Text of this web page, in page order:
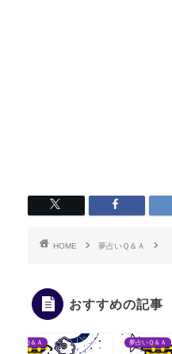
HOME 夢占いＱ＆Ａ
おすすめの記事
夢占いＱ＆Ａ